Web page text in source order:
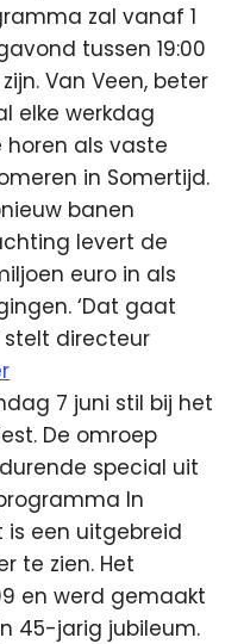
zal vanaf 1
tussen 19:00
Van Veen, beter
elke werkdag
horen als vaste
in Somertijd.
banen
levert de
euro in als
‘Dat gaat
stelt directeur
7 juni stil bij het
De omroep
special uit
In
is een uitgebreid
te zien. Het
en werd gemaakt
45-jarig jubileum.